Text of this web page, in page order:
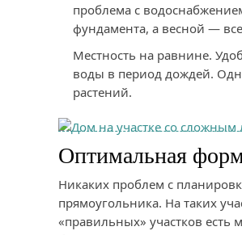
проблема с
фундамента, а весной —
Местность на равнине.
воды в период дождей.
растений.
Оптимальная
Никаких проблем с
прямоугольника. На таких
«правильных» участков